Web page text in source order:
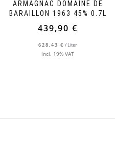
ARMAGNAC DOMAINE DE
BARAILLON 1963 45% 0.7L
439,90 €
628,43 € / Liter
incl. 19% VAT